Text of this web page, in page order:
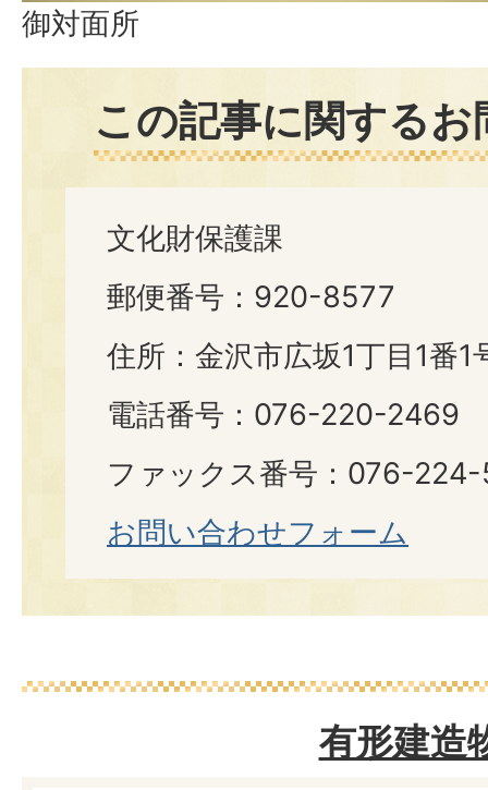
御対面所
この記事に関する
文化財保護課
郵便番号：920-8577
住所：金沢市広坂1丁目1番1
電話番号：076-220-2469
ファックス番号：076-
お問い合わせフォーム
有形建造